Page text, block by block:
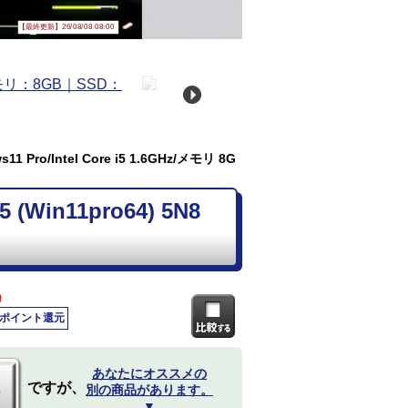
【最終更新】26/08/08 08:00
Pro/Intel Core i5 1.6GHz/メモリ 8G
(Win11pro64) 5N8
イント還元
ですが、
あなたにオススメの
別の商品があります。